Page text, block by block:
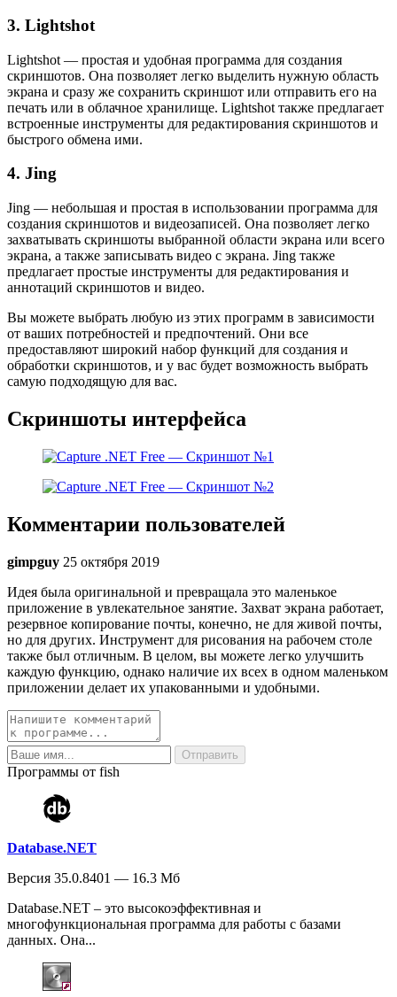
3. Lightshot
Lightshot — простая и удобная программа для создания
скриншотов. Она позволяет легко выделить нужную область
экрана и сразу же сохранить скриншот или отправить его на
печать или в облачное хранилище. Lightshot также предлагает
встроенные инструменты для редактирования скриншотов и
быстрого обмена ими.
4. Jing
Jing — небольшая и простая в использовании программа для
создания скриншотов и видеозаписей. Она позволяет легко
захватывать скриншоты выбранной области экрана или всего
экрана, а также записывать видео с экрана. Jing также
предлагает простые инструменты для редактирования и
аннотаций скриншотов и видео.
Вы можете выбрать любую из этих программ в зависимости
от ваших потребностей и предпочтений. Они все
предоставляют широкий набор функций для создания и
обработки скриншотов, и у вас будет возможность выбрать
самую подходящую для вас.
Скриншоты интерфейса
Комментарии пользователей
gimpguy 25 октября 2019
Идея была оригинальной и превращала это маленькое
приложение в увлекательное занятие. Захват экрана работает,
резервное копирование почты, конечно, не для живой почты,
но для других. Инструмент для рисования на рабочем столе
также был отличным. В целом, вы можете легко улучшить
каждую функцию, однако наличие их всех в одном маленьком
приложении делает их упакованными и удобными.
Программы от fish
Database.NET
Версия 35.0.8401 — 16.3 Мб
Database.NET – это высокоэффективная и
многофункциональная программа для работы с базами
данных. Она...